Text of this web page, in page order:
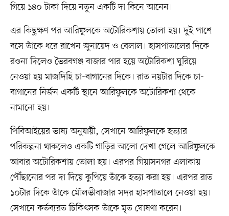
গিয়ে ১৪০ টাকা দিয়ে নতুন একটি দা কিনে আনেন।
এর কিছুক্ষণ পর আরিফুলকে অটোরিকশায় তোলা হয়। দুই পাশে
বসে তাঁকে ধরে রাখেন জুনায়েদ ও বেলাল। হাসপাতালের দিকে
রওনা দিলেও ভৈরবগঞ্জ বাজার পার হয়ে অটোরিকশা ঘুরিয়ে
নেওয়া হয় মাজদিহি চা-বাগানের দিকে। রাত নয়টার দিকে চা-
বাগানের নির্জন একটি স্থানে আরিফুলকে অটোরিকশা থেকে
নামানো হয়।
পিবিআইয়ের ভাষ্য অনুযায়ী, সেখানে আরিফুলকে হত্যার
পরিকল্পনা থাকলেও একটি গাড়ির আলো দেখা গেলে আরিফুলকে
আবার অটোরিকশায় তোলা হয়। এরপর গিয়াসনগর এলাকায়
পৌঁছানোর পর দা দিয়ে কুপিয়ে তাঁকে হত্যা করা হয়। এরপর রাত
১০টার দিকে তাঁকে মৌলভীবাজার সদর হাসপাতালে নেওয়া হয়।
সেখানে কর্তব্যরত চিকিৎসক তাঁকে মৃত ঘোষণা করেন।